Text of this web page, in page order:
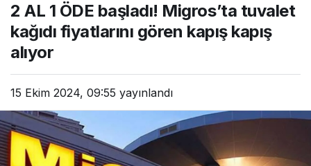
2 AL 1 ÖDE başladı! Migros’ta tuvalet
kağıdı fiyatlarını gören kapış kapış
alıyor
15 Ekim 2024, 09:55 yayınlandı